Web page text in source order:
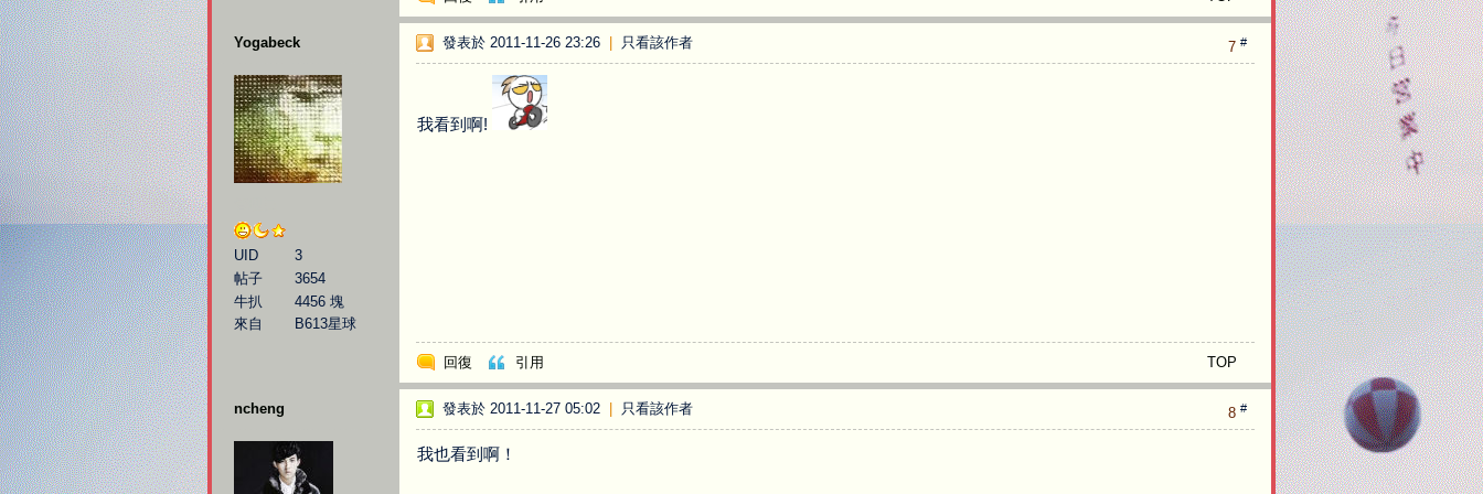
Yogabeck
UID
3
帖子
3654
牛扒
4456 塊
來自
B613星球
7 #
發表於 2011-11-26 23:26 只看該作者
我看到啊!
回復 引用 TOP
ncheng 8 #
發表於 2011-11-27 05:02 只看該作者
我也看到啊！